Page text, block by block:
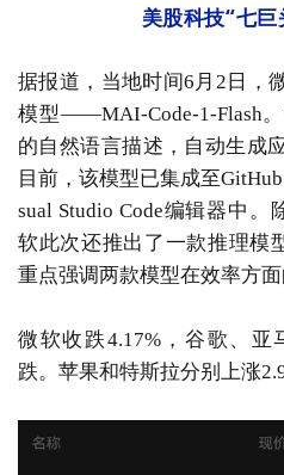
美股科技“七
据报道，当地时间6月2日，
模型——MAI-Code-1-Flash
的自然语言描述，自动生成
目前，该模型已集成至
sual Studio Code编辑器中。
软此次还推出了一款推理
重点强调两款模型在效率方面
微软收跌4.17%，谷歌、
跌。苹果和特斯拉分别上涨